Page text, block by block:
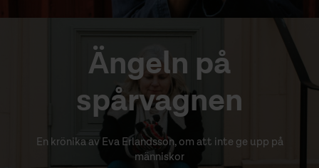
Ängeln på
spårvagnen
En krönika av Eva Erlandsson, om att inte ge upp på
människor